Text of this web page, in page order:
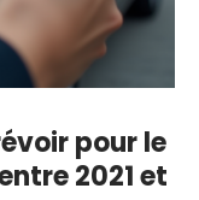
pour le
2021 et